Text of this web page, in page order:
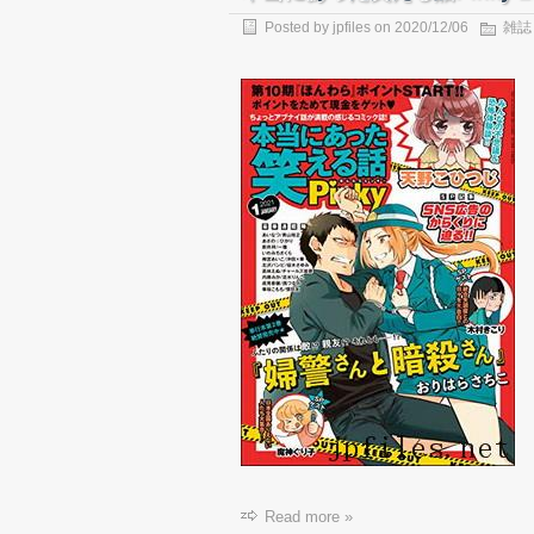
Posted by jpfiles on 2020/12/06 雑
Read more »